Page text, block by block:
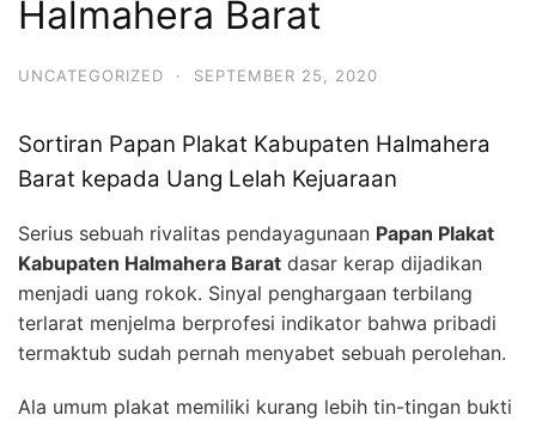
Halmahera Barat
UNCATEGORIZED · SEPTEMBER 25, 2020
Sortiran Papan Plakat Kabupaten Halmahera
Barat kepada Uang Lelah Kejuaraan
Serius sebuah rivalitas pendayagunaan Papan Plakat
Kabupaten Halmahera Barat dasar kerap dijadikan
menjadi uang rokok. Sinyal penghargaan terbilang
terlarat menjelma berprofesi indikator bahwa pribadi
termaktub sudah pernah menyabet sebuah perolehan.
Ala umum plakat memiliki kurang lebih tin-tingan bukti